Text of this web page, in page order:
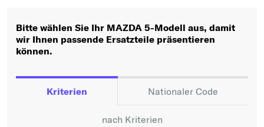
Oder
Oder Fahrzeugauswahl nach Kriterien:
Hersteller wählen
Bitte wählen Sie Ihr MAZDA 5-Modell aus, damit
wir Ihnen passende Ersatzteile präsentieren
können.
Kriterien Nationaler Code
nach Kriterien